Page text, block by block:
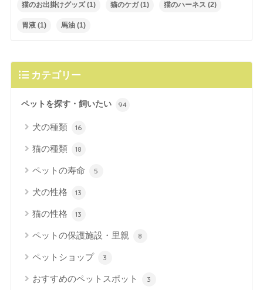
猫のお出掛けグッズ(1) 猫のケガ(1) 猫のハーネス (2)
胃液(1) 馬油(1)
カテゴリー
ペットを探す・飼いたい 94
犬の種類 16
猫の種類 18
ペットの寿命 5
犬の性格 13
猫の性格 13
ペットの保護施設・里親 8
ペットショップ 3
おすすめのペットスポット 3